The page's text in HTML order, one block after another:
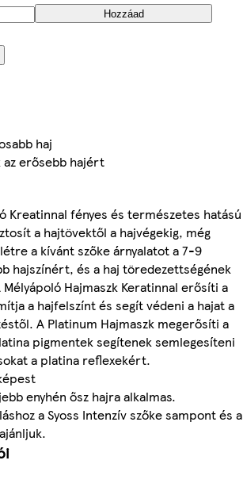
Hozzáad
haj
az erősebb hajért
Kreatinnal fényes és természetes hatású
a hajtövektől a hajvégekig, még
a kívánt szőke árnyalatot a 7-9
hajszínért, és a haj töredezettségének
Hajmaszk Keratinnal erősíti a
a hajfelszínt és segít védeni a hajat a
A Platinum Hajmaszk megerősíti a
pigmentek segítenek semlegesíteni
a platina reflexekért.
enyhén ősz hajra alkalmas.
a Syoss Intenzív szőke sampont és a